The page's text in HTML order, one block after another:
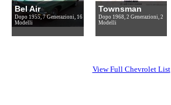
Bel Air
Dopo 1955, 7 Generazioni, 16
Modelli
Townsman
Dopo 1968, 2 Generazioni, 2
Modelli
View Full Chevrolet List